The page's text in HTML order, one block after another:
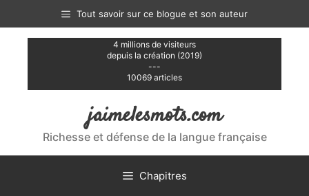
contenu
Tout savoir sur ce blogue et son auteur
4 millions de visiteurs
depuis la création (2019)
---
10069 articles
jaimelesmots.com
Richesse et défense de la langue française
Chapitres